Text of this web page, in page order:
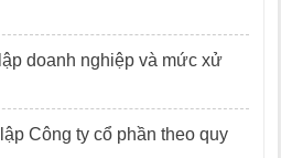
doanh nghiệp và mức xử
Công ty cổ phần theo quy